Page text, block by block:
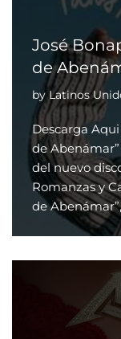
José
de
by Latinos
Descarga
de
del nuevo
Romanzas y
de